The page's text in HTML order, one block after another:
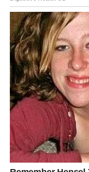
Sudbina vam
Pred vama su trenuci
RIBE
Ribe ulaze u veoma
prošlost ponovo
Jedna osoba
još uvijek nosi
Ljubav koja je